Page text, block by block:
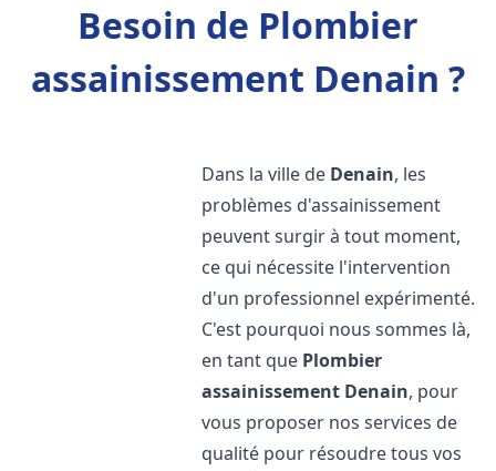
Besoin de Plombier
assainissement Denain ?
Dans la ville de Denain, les
problèmes d'assainissement
peuvent surgir à tout moment,
ce qui nécessite l'intervention
d'un professionnel expérimenté.
C'est pourquoi nous sommes là,
en tant que Plombier
assainissement Denain, pour
vous proposer nos services de
qualité pour résoudre tous vos